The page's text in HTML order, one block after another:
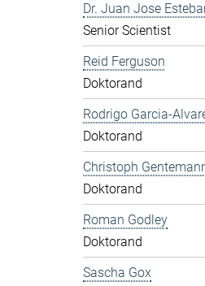
Dr. Juan Jose
Senior Scientist
Reid Ferguson
Doktorand
Rodrigo Garcia-
Doktorand
Christoph
Doktorand
Roman Godley
Doktorand
Sascha Gox